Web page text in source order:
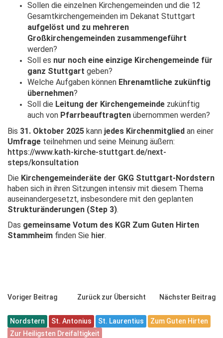
Sollen die einzelnen Kirchengemeinden und die 12
Gesamtkirchengemeinden im Dekanat Stuttgart
aufgelöst und zu mehreren
Großkirchengemeinden zusammengeführt
werden?
Soll es nur noch eine einzige Kirchengemeinde für
ganz Stuttgart geben?
Welche Aufgaben können Ehrenamtliche zukünftig
übernehmen?
Soll die Leitung der Kirchengemeinde zukünftig
auch von Pfarrbeauftragten übernommen werden?
Bis 31. Oktober 2025 kann jedes Kirchenmitglied an einer
Umfrage teilnehmen und seine Meinung äußern:
https://www.kath-kirche-stuttgart.de/next-
steps/konsultation
Die Kirchengemeinderäte der GKG Stuttgart-Nordstern
haben sich in ihren Sitzungen intensiv mit diesem Thema
auseinandergesetzt, insbesondere mit den geplanten
Strukturänderungen (Step 3).
Das gemeinsame Votum des KGR Zum Guten Hirten
Stammheim finden Sie hier.
Voriger Beitrag Zurück zur Übersicht Nächster Beitrag
Nordstern St. Antonius St. Laurentius
Zum Guten Hirten
Zur Heiligsten Dreifaltigkeit